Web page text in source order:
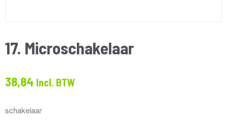
17. Microschakelaar
38,84 Incl. BTW
schakelaar